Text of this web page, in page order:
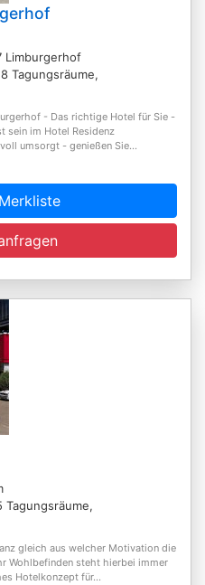
Limburgerhof
Tagungsräume,
- Das richtige Hotel für Sie -
sein im Hotel Residenz
umsorgt - genießen Sie...
Tagungsräume,
gleich aus welcher Motivation die
Wohlbefinden steht hierbei immer
Hotelkonzept für...